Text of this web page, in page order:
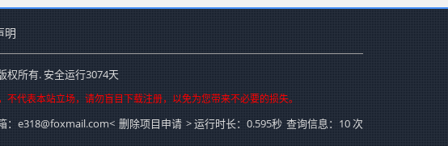
明
权所有. 安全运行3074天
代表本站立场，请勿盲目下载注册，以免为您带来不必要的损失。
：e318@foxmail.com< 删除项目申请 >运行时长：0.595秒 查询信息：10 次